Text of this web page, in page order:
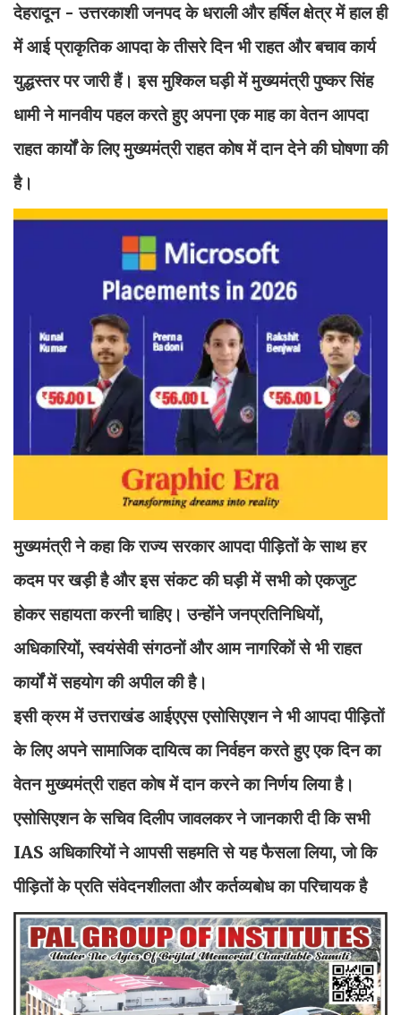
देहरादून - उत्तरकाशी जनपद के धराली और हर्षिल क्षेत्र में हाल ही
में आई प्राकृतिक आपदा के तीसरे दिन भी राहत और बचाव कार्य
युद्धस्तर पर जारी हैं। इस मुश्किल घड़ी में मुख्यमंत्री पुष्कर सिंह
धामी ने मानवीय पहल करते हुए अपना एक माह का वेतन आपदा
राहत कार्यों के लिए मुख्यमंत्री राहत कोष में दान देने की घोषणा की
है।
मुख्यमंत्री ने कहा कि राज्य सरकार आपदा पीड़ितों के साथ हर
कदम पर खड़ी है और इस संकट की घड़ी में सभी को एकजुट
होकर सहायता करनी चाहिए। उन्होंने जनप्रतिनिधियों,
अधिकारियों, स्वयंसेवी संगठनों और आम नागरिकों से भी राहत
कार्यों में सहयोग की अपील की है।
इसी क्रम में उत्तराखंड आईएएस एसोसिएशन ने भी आपदा पीड़ितों
के लिए अपने सामाजिक दायित्व का निर्वहन करते हुए एक दिन का
वेतन मुख्यमंत्री राहत कोष में दान करने का निर्णय लिया है।
एसोसिएशन के सचिव दिलीप जावलकर ने जानकारी दी कि सभी
IAS अधिकारियों ने आपसी सहमति से यह फैसला लिया, जो कि
पीड़ितों के प्रति संवेदनशीलता और कर्तव्यबोध का परिचायक है